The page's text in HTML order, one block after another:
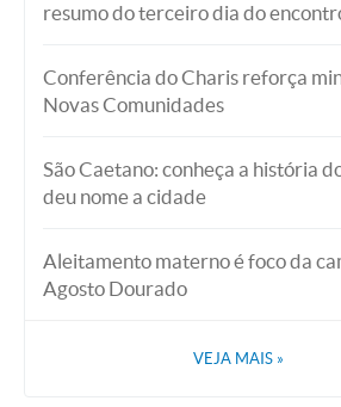
resumo do terceiro dia do
Conferência do Charis reforça
Novas Comunidades
São Caetano: conheça a história
deu nome a cidade
Aleitamento materno é foco da
Agosto Dourado
VEJA MAIS »